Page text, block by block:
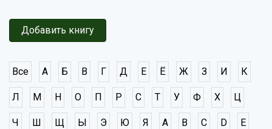
Добавить книгу
Все А Б В Г Д Е Ё Ж З И К
Л М Н О П Р С Т У Ф Х Ц
Ч Ш Щ Ы Э Ю Я A B C D E